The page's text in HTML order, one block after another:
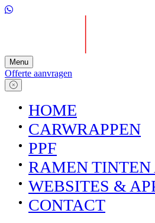
Menu
Offerte aanvragen
HOME
CARWRAPPEN
PPF
RAMEN TINTEN
WEBSITES &
CONTACT